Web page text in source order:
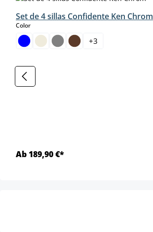
Set de 4 sillas Confidente Ken Chrom
Colorselect
+3
Ab 189,90 €*